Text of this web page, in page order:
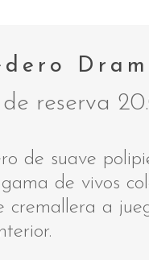
reserva
de suave
de vivos
cremallera a